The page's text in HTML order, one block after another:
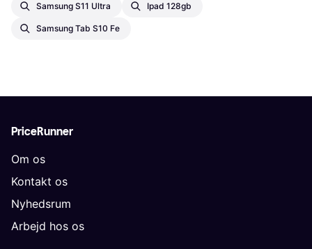
Samsung S11 Ultra Ipad 128gb
Samsung Tab S10 Fe
PriceRunner
Om os
Kontakt os
Nyhedsrum
Arbejd hos os